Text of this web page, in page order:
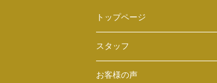
トップページ
スタッフ
お客様の声